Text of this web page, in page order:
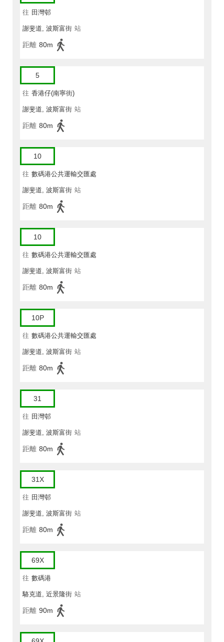
往 田灣邨
謝斐道, 波斯富街 站
距離 80m
5
往 香港仔(南寧街)
謝斐道, 波斯富街 站
距離 80m
10
往 數碼港公共運輸交匯處
謝斐道, 波斯富街 站
距離 80m
10
往 數碼港公共運輸交匯處
謝斐道, 波斯富街 站
距離 80m
10P
往 數碼港公共運輸交匯處
謝斐道, 波斯富街 站
距離 80m
31
往 田灣邨
謝斐道, 波斯富街 站
距離 80m
31X
往 田灣邨
謝斐道, 波斯富街 站
距離 80m
69X
往 數碼港
駱克道, 近景隆街 站
距離 90m